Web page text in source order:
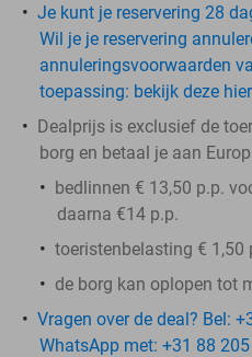
Je kunt je reservering 28
Wil je je reservering
annuleringsvoorwaarden
toepassing: bekijk deze hier
Dealprijs is exclusief de
borg en betaal je aan
bedlinnen € 13,50 p.p.
daarna €14 p.p.
toeristenbelasting € 1,50
de borg kan oplopen tot
Vragen over de deal? Bel:
WhatsApp met: +31 88